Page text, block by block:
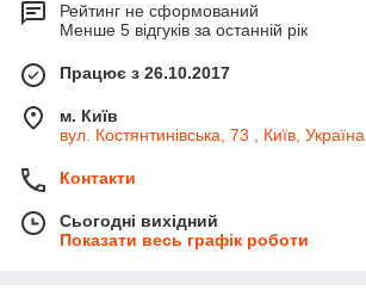
Рейтинг не сформований
Менше 5 відгуків за останній рік
Працює з 26.10.2017
м. Київ
вул. Костянтинівська, 73 , Київ, Україна
Контакти
Сьогодні вихідний
Показати весь графік роботи